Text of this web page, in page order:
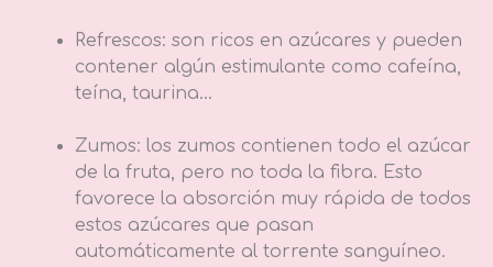
Refrescos: son ricos en azúcares y pueden
contener algún estimulante como cafeína,
teína, taurina…
Zumos: los zumos contienen todo el azúcar
de la fruta, pero no toda la fibra. Esto
favorece la absorción muy rápida de todos
estos azúcares que pasan
automáticamente al torrente sanguíneo.